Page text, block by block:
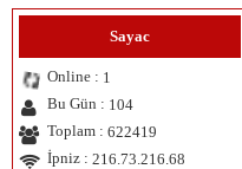
Sayac
Online : 1
Bu Gün : 104
Toplam : 622419
İpniz : 216.73.216.68